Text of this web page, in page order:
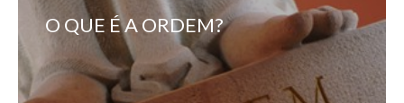
O QUE É A ORDEM?